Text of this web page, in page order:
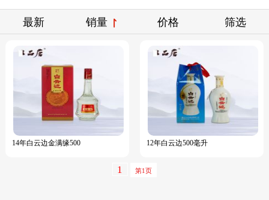
最新 销量 价格 筛选
14年白云边金满缘500 12年白云边500毫升
￥320
1